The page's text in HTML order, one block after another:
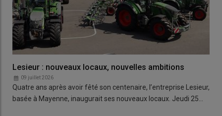
Lesieur : nouveaux locaux, nouvelles ambitions
09 juillet 2026
Quatre ans après avoir fêté son centenaire, l’entreprise Lesieur,
basée à Mayenne, inaugurait ses nouveaux locaux. Jeudi 25…